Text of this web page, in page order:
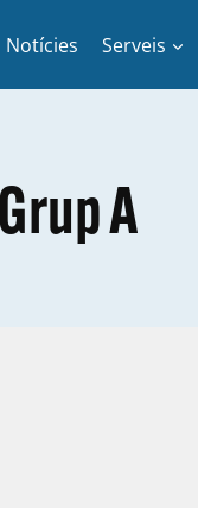
Notícies Serveis
A